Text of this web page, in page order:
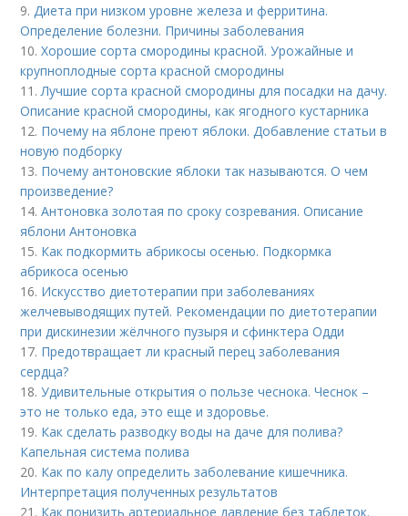
9.Диета при низком уровне железа и ферритина.
Определение болезни. Причины заболевания
10.Хорошие сорта смородины красной. Урожайные и
крупноплодные сорта красной смородины
11.Лучшие сорта красной смородины для посадки на дачу.
Описание красной смородины, как ягодного кустарника
12. Почему на яблоне преют яблоки. Добавление статьи в
новую подборку
13. Почему антоновские яблоки так называются. О чем
произведение?
14.Антоновка золотая по сроку созревания. Описание
яблони Антоновка
15. Как подкормить абрикосы осенью. Подкормка
абрикоса осенью
16. Искусство диетотерапии при заболеваниях
желчевыводящих путей. Рекомендации по диетотерапии
при дискинезии жёлчного пузыря и сфинктера Одди
17. Предотвращает ли красный перец заболевания
сердца?
18.Удивительные открытия о пользе чеснока. Чеснок –
это не только еда, это еще и здоровье.
19. Как сделать разводку воды на даче для полива?
Капельная система полива
20. Как по калу определить заболевание кишечника.
Интерпретация полученных результатов
21. Как понизить артериальное давление без таблеток.